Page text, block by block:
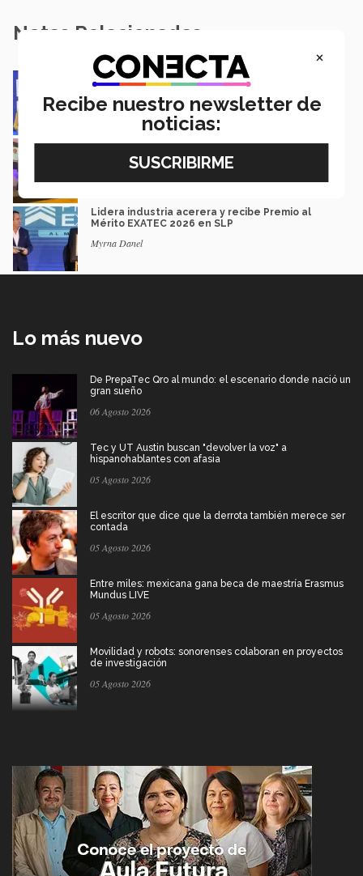
Notas Relacionadas
Impacto y legado: Marcela Velasco, ganadora
del Premio Mérito EXATEC
Guillermo Solorio
Docencia con propósito: la historia de Debbie
Hernández
Lidera industria acerera y recibe Premio al
Mérito EXATEC 2026 en SLP
Myrna Danel
Lo más nuevo
De PrepaTec Qro al mundo: el escenario donde nació un
gran sueño
06 Agosto 2026
Tec y UT Austin buscan "devolver la voz" a
hispanohablantes con afasia
05 Agosto 2026
El escritor que dice que la derrota también merece ser
contada
05 Agosto 2026
Entre miles: mexicana gana beca de maestría Erasmus
Mundus LIVE
05 Agosto 2026
Movilidad y robots: sonorenses colaboran en proyectos
de investigación
05 Agosto 2026
×
Recibe nuestro newsletter de
noticias: